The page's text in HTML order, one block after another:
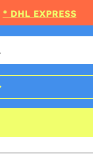
* DHL EXPRESS